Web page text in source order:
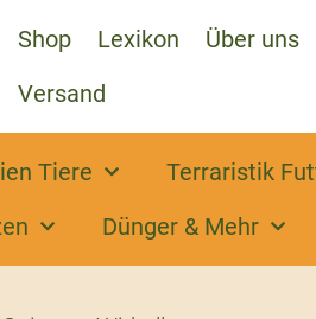
Shop Lexikon
Über uns
Versand
Tiere Terraristik
Dünger & Mehr